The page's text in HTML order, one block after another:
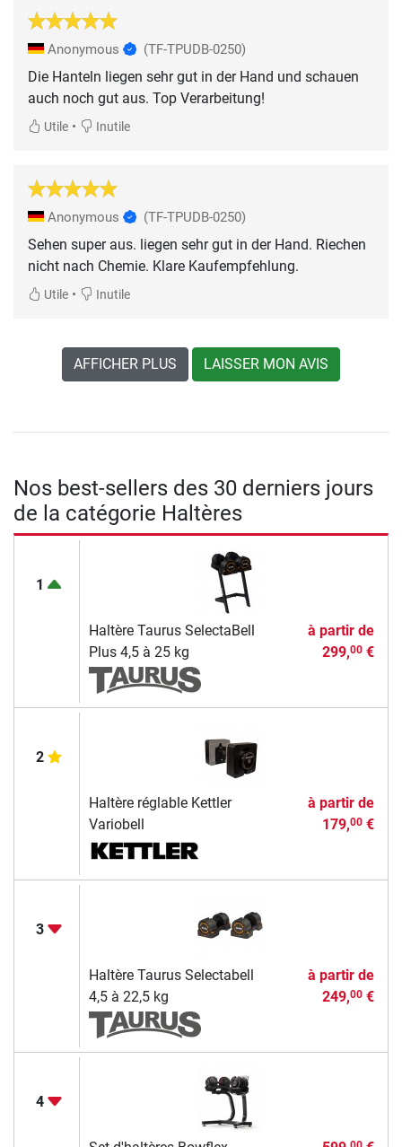
Anonymous (TF-TPUDB-0250)
Die Hanteln liegen sehr gut in der Hand und schauen
auch noch gut aus. Top Verarbeitung!
Utile • Inutile
Anonymous (TF-TPUDB-0250)
Sehen super aus. liegen sehr gut in der Hand. Riechen
nicht nach Chemie. Klare Kaufempfehlung.
Utile • Inutile
AFFICHER PLUS LAISSER MON AVIS
Nos best-sellers des 30 derniers jours
de la catégorie Haltères
1
Haltère Taurus SelectaBell
Plus 4,5 à 25 kg
à partir de
299,00€
2
Haltère réglable Kettler
Variobell
à partir de
179,00€
3
Haltère Taurus Selectabell
4,5 à 22,5 kg
à partir de
249,00€
4